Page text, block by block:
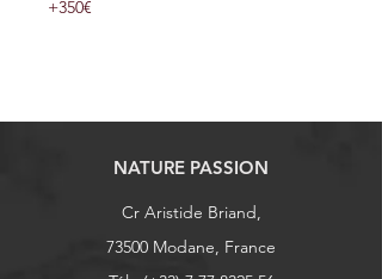
+350€
NATURE PASSION
Cr Aristide Briand,
73500 Modane, France